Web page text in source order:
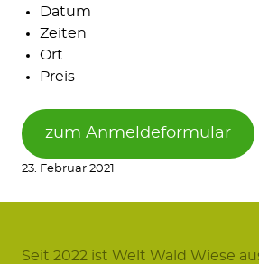
Datum
Zeiten
Ort
Preis
zum Anmeldeformular
23. Februar 2021
Seit 2022 ist Welt Wald Wiese